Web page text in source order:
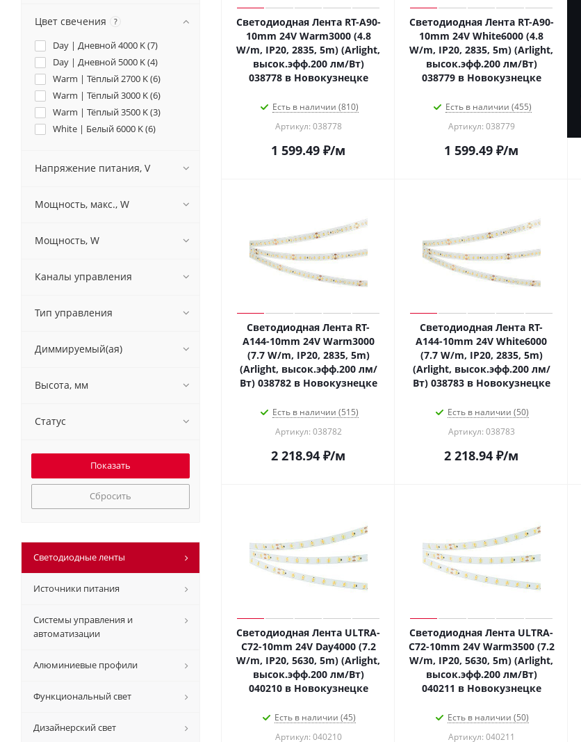
Светодиодная Лента RT-A90-
10mm 24V Warm3000 (4.8
W/m, IP20, 2835, 5m) (Arlight,
высок.эфф.200 лм/Вт)
038778 в Новокузнецке
Есть в наличии (810)
Артикул: 038778
1 599.49 ₽/м
Светодиодная Лента RT-A90-
10mm 24V White6000 (4.8
W/m, IP20, 2835, 5m) (Arlight,
высок.эфф.200 лм/Вт)
038779 в Новокузнецке
Есть в наличии (455)
Артикул: 038779
1 599.49 ₽/м
Светодиодная Лента RT-
A144-10mm 24V Warm3000
(7.7 W/m, IP20, 2835, 5m)
(Arlight, высок.эфф.200 лм/
Вт) 038782 в Новокузнецке
Есть в наличии (515)
Артикул: 038782
2 218.94 ₽/м
Светодиодная Лента RT-
A144-10mm 24V White6000
(7.7 W/m, IP20, 2835, 5m)
(Arlight, высок.эфф.200 лм/
Вт) 038783 в Новокузнецке
Есть в наличии (50)
Артикул: 038783
2 218.94 ₽/м
Светодиодная Лента ULTRA-
C72-10mm 24V Day4000 (7.2
W/m, IP20, 5630, 5m) (Arlight,
высок.эфф.200 лм/Вт)
040210 в Новокузнецке
Есть в наличии (45)
Артикул: 040210
Светодиодная Лента ULTRA-
C72-10mm 24V Warm3500 (7.2
W/m, IP20, 5630, 5m) (Arlight,
высок.эфф.200 лм/Вт)
040211 в Новокузнецке
Есть в наличии (50)
Артикул: 040211
Цвет свечения ?
Day | Дневной 4000 K (7)
Day | Дневной 5000 K (4)
Warm | Тёплый 2700 K (6)
Warm | Тёплый 3000 K (6)
Warm | Тёплый 3500 K (3)
White | Белый 6000 K (6)
Напряжение питания, V
Мощность, макс., W
Мощность, W
Каналы управления
Тип управления
Диммируемый(ая)
Высота, мм
Статус
Сбросить
Светодиодные ленты
Источники питания
Системы управления и
автоматизации
Алюминиевые профили
Функциональный свет
Дизайнерский свет